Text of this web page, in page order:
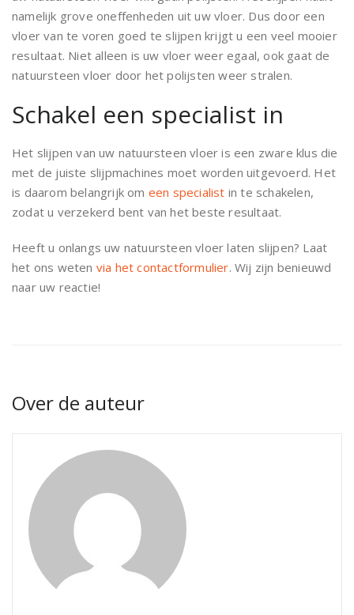
namelijk grove oneffenheden uit uw vloer. Dus door een
vloer van te voren goed te slijpen krijgt u een veel mooier
resultaat. Niet alleen is uw vloer weer egaal, ook gaat de
natuursteen vloer door het polijsten weer stralen.
Schakel een specialist in
Het slijpen van uw natuursteen vloer is een zware klus die
met de juiste slijpmachines moet worden uitgevoerd. Het
is daarom belangrijk om een specialist in te schakelen,
zodat u verzekerd bent van het beste resultaat.
Heeft u onlangs uw natuursteen vloer laten slijpen? Laat
het ons weten via het contactformulier. Wij zijn benieuwd
naar uw reactie!
Over de auteur